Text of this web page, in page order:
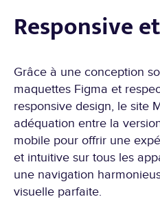
Responsive
Grâce à une conception
maquettes Figma et
responsive design, le site
adéquation entre la
mobile pour offrir une
et intuitive sur tous les
une navigation
visuelle parfaite.